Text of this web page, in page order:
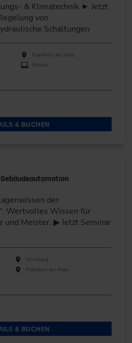
& Klimatechnik ► Jetzt
von
Schaltungen
Frankfurt am Main
Online
& BUCHEN
der
Wertvolles Wissen für
und Meister. ▶ Jetzt Seminar
Nürnberg
Frankfurt am Main
& BUCHEN